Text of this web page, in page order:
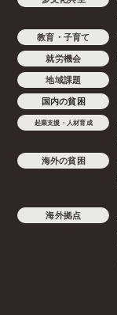
教育・子育て
就労機会
地域課題
国内の貧困
起業支援・人材育成
海外の貧困
海外拠点